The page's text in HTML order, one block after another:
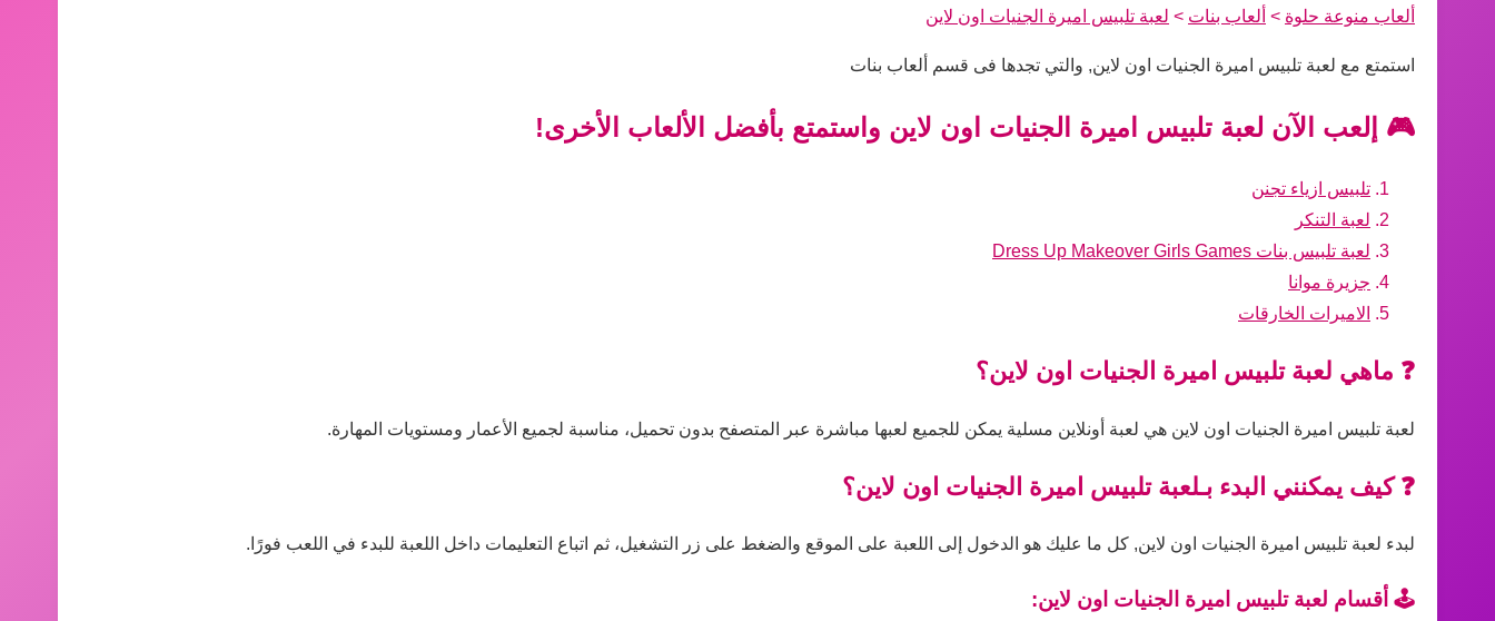
ألعاب منوعة حلوة > ألعاب بنات > لعبة تلبيس اميرة الجنيات اون لاين
استمتع مع لعبة تلبيس اميرة الجنيات اون لاين, والتي تجدها فى قسم ألعاب بنات
🎮 إلعب الآن لعبة تلبيس اميرة الجنيات اون لاين واستمتع بأفضل الألعاب الأخرى!
تلبيس ازياء تجنن
لعبة التنكر
لعبة تلبيس بنات Dress Up Makeover Girls Games
جزيرة موانا
الاميرات الخارقات
❓ ماهي لعبة تلبيس اميرة الجنيات اون لاين؟
لعبة تلبيس اميرة الجنيات اون لاين هي لعبة أونلاين مسلية يمكن للجميع لعبها مباشرة عبر المتصفح بدون تحميل، مناسبة لجميع الأعمار ومستويات المهارة.
❓ كيف يمكنني البدء بـلعبة تلبيس اميرة الجنيات اون لاين؟
لبدء لعبة تلبيس اميرة الجنيات اون لاين, كل ما عليك هو الدخول إلى اللعبة على الموقع والضغط على زر التشغيل، ثم اتباع التعليمات داخل اللعبة للبدء في اللعب فورًا.
🕹️ أقسام لعبة تلبيس اميرة الجنيات اون لاين: